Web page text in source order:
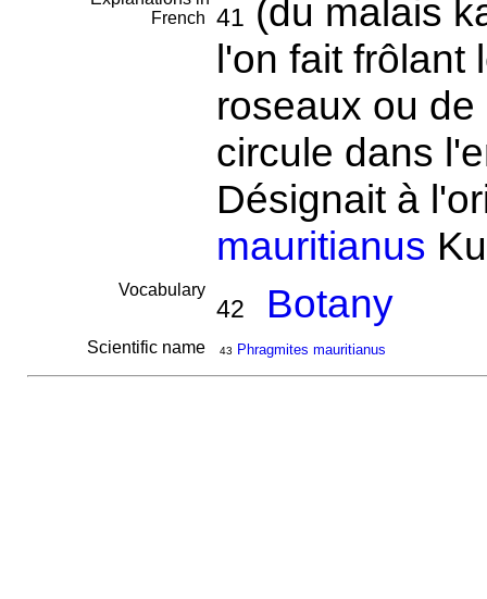
French
41 (du malais
l'on fait frôlant
roseaux ou
circule dans
Désignait à
mauritianus
Vocabulary
42 Botany
Scientific name 43 Phragmites mauritianus